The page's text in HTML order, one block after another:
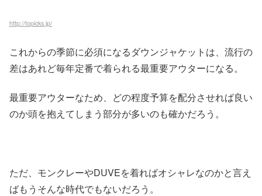
http://topicks.jp/
これからの季節に必須になるダウンジャケットは、流行の
差はあれど毎年定番で着られる最重要アウターになる。
最重要アウターなため、どの程度予算を配分させれば良い
のか頭を抱えてしまう部分が多いのも確かだろう。
ただ、モンクレーやDUVEを着ればオシャレなのかと言え
ばもうそんな時代でもないだろう。